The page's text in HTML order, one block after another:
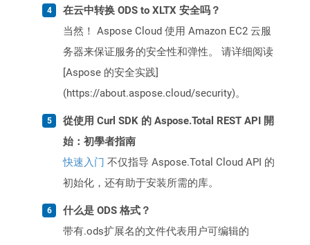
在云中转换 ODS to XLTX 安全吗？
当然！ Aspose Cloud 使用 Amazon EC2 云服
务器来保证服务的安全性和弹性。 请详细阅读
[Aspose 的安全实践]
(https://about.aspose.cloud/security)。
從使用 Curl SDK 的 Aspose.Total REST API 開
始：初學者指南
快速入门 不仅指导 Aspose.Total Cloud API 的
初始化，还有助于安装所需的库。
什么是 ODS 格式？
带有.ods扩展名的文件代表用户可编辑的